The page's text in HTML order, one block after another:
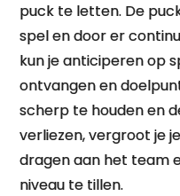
puck te letten. De
spel en door er
kun je anticiperen op
ontvangen en
scherp te houden en
verliezen, vergroot je
dragen aan het team
niveau te tillen.